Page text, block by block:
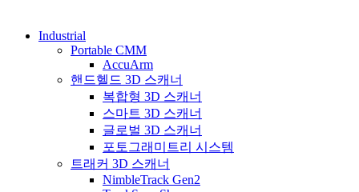
Industrial
Portable CMM
AccuArm
핸드헬드 3D 스캐너
복합형 3D 스캐너
스마트 3D 스캐너
글로벌 3D 스캐너
포토그래미트리 시스템
트래커 3D 스캐너
NimbleTrack Gen2